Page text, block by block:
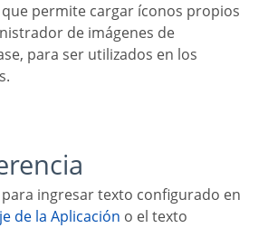
de imágenes de
para ser utilizados en los
para ingresar texto configurado en
de la Aplicación o el texto